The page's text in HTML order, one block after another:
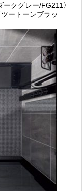
クグレー/FG211〉
ートーンブラッ